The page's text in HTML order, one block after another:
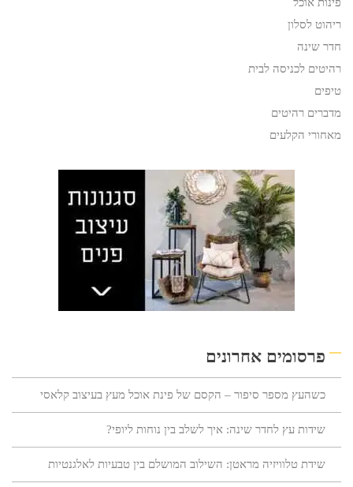
ריהוט לסלון
חדר שינה
רהיטים לכניסה לבית
טיפים
מדברים רהיטים
מאחורי הקלעים
פרסומים אחרונים
כשהעץ מספר סיפור – הקסם של פינת אוכל מעץ בעיצוב קלאסי
שידות עץ לחדר שינה: איך לשלב בין נוחות ליופי?
שידת טלוויזיה מראטן: השילוב המושלם בין טבעיות לאלגנטיות